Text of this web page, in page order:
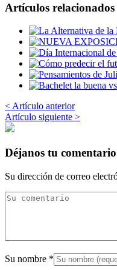
Artículos relacionados
< Artículo anterior
Artículo siguiente >
Déjanos tu
Su dirección de correo
Su nombre *